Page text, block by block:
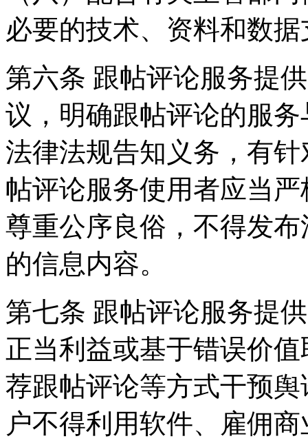
必要的技术、资料和数
第六条 跟帖评论服务提
议，明确跟帖评论的服
法律法规告知义务，有
帖评论服务使用者应当
尊重公序良俗，不得发
的信息内容。
第七条 跟帖评论服务提
正当利益或基于错误价
荐跟帖评论等方式干预
户不得利用软件、雇佣